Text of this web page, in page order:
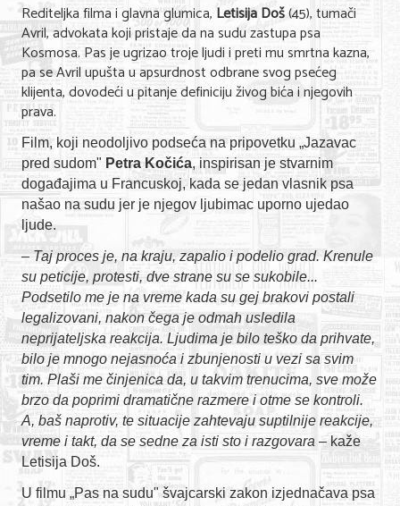
Posao
Usluge
Nega lica i tela
Shopping
Sve za venčanje
Sve za decu
Kuća i bašta
Gastronomija
Sport i rekreacija
Zdravlje i medicina
Hobi i razonoda
UPIS FIRMI
MARKETING
Rediteljka filma i glavna glumica, Letisija Doš(45), tumači
Avril, advokata koji pristaje da na sudu zastupa psa
Kosmosa. Pas je ugrizao troje ljudi i preti mu smrtna kazna,
pa se Avril upušta u apsurdnost odbrane svog psećeg
klijenta, dovodeći u pitanje definiciju živog bića i njegovih
prava.
Film, koji neodoljivo podseća na pripovetku „Jazavac
pred sudom" Petra Kočića, inspirisan je stvarnim
događajima u Francuskoj, kada se jedan vlasnik psa
našao na sudu jer je njegov ljubimac uporno ujedao
ljude.
–Taj proces je, na kraju, zapalio i podelio grad. Krenule
su peticije, protesti, dve strane su se sukobile...
Podsetilo me je na vreme kada su gej brakovi postali
legalizovani, nakon čega je odmah usledila
neprijateljska reakcija. Ljudima je bilo teško da prihvate,
bilo je mnogo nejasnoća i zbunjenosti u vezi sa svim
tim. Plaši me činjenica da, u takvim trenucima, sve može
brzo da poprimi dramatične razmere i otme se kontroli.
A, baš naprotiv, te situacije zahtevaju suptilnije reakcije,
vreme i takt, da se sedne za isti sto i razgovara – kaže
Letisija Doš.
U filmu „Pas na sudu" švajcarski zakon izjednačava psa